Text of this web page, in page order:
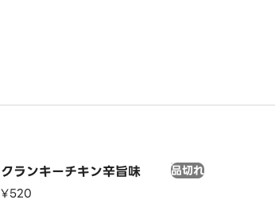
クランキーチキン辛旨味
¥520
品切れ